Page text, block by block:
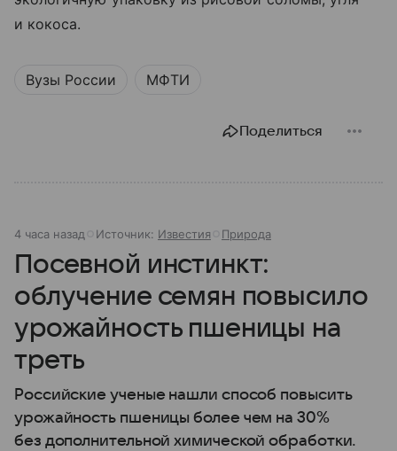
и кокоса.
Вузы России МФТИ
Поделиться
4 часа назад Источник: Известия Природа
Посевной инстинкт:
облучение семян повысило
урожайность пшеницы на
треть
Российские ученые нашли способ повысить
урожайность пшеницы более чем на 30%
без дополнительной химической обработки.